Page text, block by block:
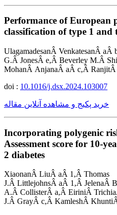
Performance of European
classification of type 1 and
UlagamadesanÂ VenkatesanÂ
G.Â JonesÂ e,Â Beverley M.Â
MohanÂ AnjanaÂ aÂ c,Â
doi : 10.1016/j.dsx.2024.103007
خرید پکیج و مشاهده آنلاین مقاله
Incorporating polygenic
Assessment score for 10-
2 diabetes
XiaonanÂ LiuÂ aÂ 1,Â Thomas
J.Â LittlejohnsÂ aÂ 1,Â JelenaÂ
A.Â CollisterÂ a,Â EiriniÂ
J.Â GrayÂ c,Â KamleshÂ